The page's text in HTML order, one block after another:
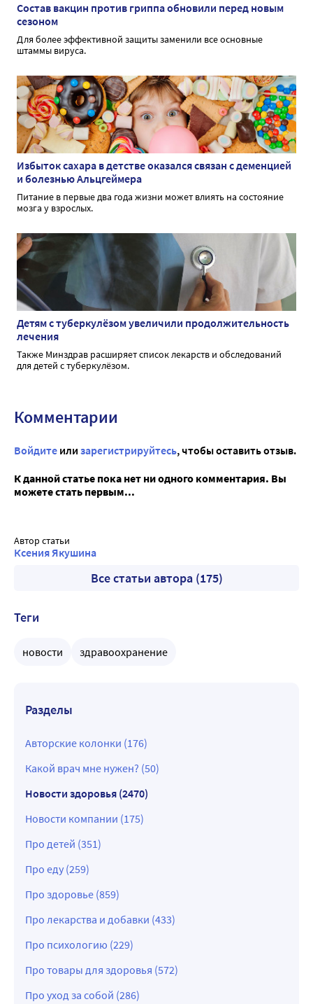
Состав вакцин против гриппа обновили перед новым
сезоном
Для более эффективной защиты заменили все основные
штаммы вируса.
Избыток сахара в детстве оказался связан с деменцией
и болезнью Альцгеймера
Питание в первые два года жизни может влиять на состояние
мозга у взрослых.
Детям с туберкулёзом увеличили продолжительность
лечения
Также Минздрав расширяет список лекарств и обследований
для детей с туберкулёзом.
Комментарии
Войдите или зарегистрируйтесь, чтобы оставить отзыв.
К данной статье пока нет ни одного комментария. Вы
можете стать первым...
Автор статьи
Ксения Якушина
Все статьи автора (175)
Теги
новости здравоохранение
Разделы
Авторские колонки (176)
Какой врач мне нужен? (50)
Новости здоровья (2470)
Новости компании (175)
Про детей (351)
Про еду (259)
Про здоровье (859)
Про лекарства и добавки (433)
Про психологию (229)
Про товары для здоровья (572)
Про уход за собой (286)